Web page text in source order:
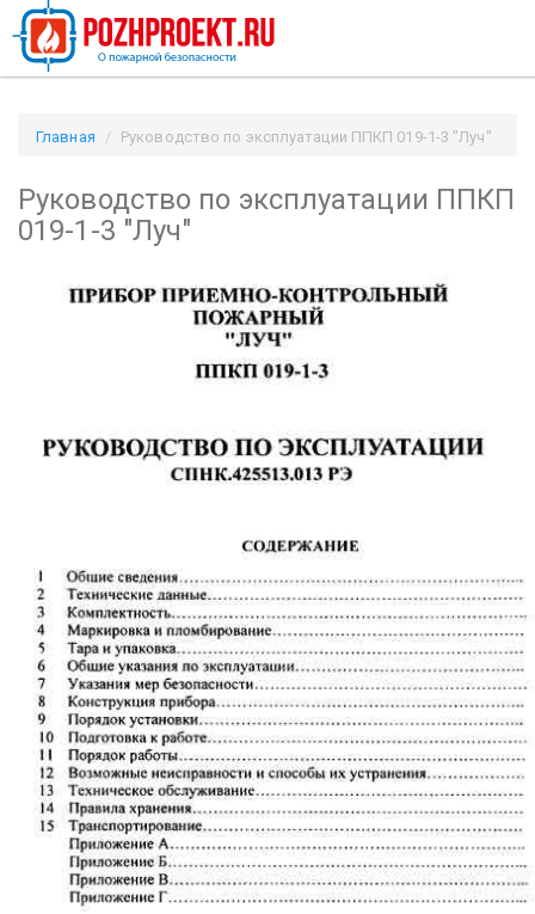
Главная
Руководство по эксплуатации ППКП 019-1-3 "Луч"
Руководство по эксплуатации ППКП
019-1-3 "Луч"